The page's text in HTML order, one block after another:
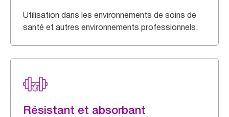
Utilisation dans les environnements de soins de
santé et autres environnements professionnels.
Résistant et absorbant